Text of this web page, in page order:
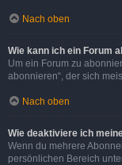
Nach oben
Wie kann ich ein Forum
Um ein Forum zu
abonnieren“, der sich
Nach oben
Wie deaktiviere ich
Wenn du mehrere
persönlichen Bereich